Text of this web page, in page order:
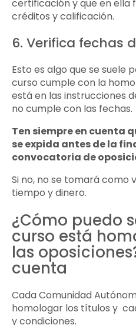
certificación y que en ella
créditos y calificación.
6. Verifica fechas
Esto es algo que se suele
curso cumple con la
está en las instrucciones
no cumple con las fechas.
Ten siempre en cuenta
se expida antes de la
convocatoria de
Si no, no se tomará como
tiempo y dinero.
¿Cómo puedo
curso está
las
cuenta
Cada Comunidad
homologar los títulos y
y condiciones.